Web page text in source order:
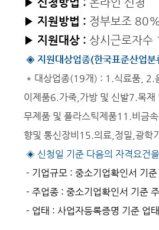
▶ 지원방법 : 정부보조
▶ 지원대상 : 상시근로자수
◈ 지원대상업종(한국표준산업분
* 대상업종(19개) : 1.식료품, 2.
이제품6.가죽,가방 및 신발7.목
무제품 및 플라스틱제품11.비금
향및 통신장비15.의료,정밀,광학
◈ 신청일 기준 다음의 자격요건
- 기업규모 : 중소기업확인서 기
- 주업종 : 중소기업확인서 기준
- 업태 : 사업자등록증명 기준 업